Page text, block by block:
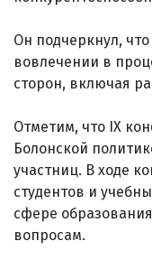
Он подчеркнул,
вовлечении в
сторон, включая
Отметим, что IX
Болонской
участниц. В ходе
студентов и
сфере
вопросам.